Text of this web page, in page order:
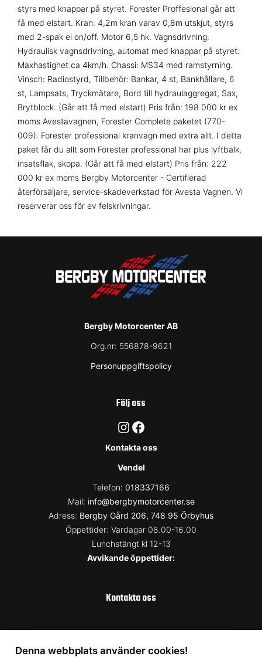
styrs med knappar på styret. Forester Proffesional går att
få med elstart. Kran: 4,2m kran varav 0,8m utskjut, styrs
med 2-spak el on/off. Motor 6,5 hk. Vagnsdrivning:
Hydraulisk vagnsdrivning, automat med knappar på styret.
Maxhastighet ca 4km/h. Chassi: MS34 med ramstyrning.
Vinsch: Radiostyrd, Tillbehör: Bankar, 4 st, Bankhållare, 6
st, Lampsats, Tryckmätare, Bord till hydraulaggregat, Sax,
Brytblock. (Går att få med elstart) Pris från: 198 000 kr ex
moms Avestavagnen, Forester Complete paketet (770-
009): Forester professional kranvagn med extra allt. I detta
paket får du allt som Forester professional har plus lyftbalk,
insatsflak, skopa. (Går att få med elstart) Pris från: 222
000 kr ex moms Bergby Motorcenter - Certifierad
återförsäljare, service-skadeverkstad för Avesta Vagnen. Vi
reserverar oss för ev felskrivningar.
Bergby Motorcenter AB
Org.nr: 556878-9621
Personuppgiftspolicy
Följ oss
Instagram
Facebook
Kontakta oss
Vendel
Telefon: 018337166
Mail: info@bergbymotorcenter.se
Adress: Bergby Gård 206, 748 95 Örbyhus
Öppettider: Vardagar 08.00-16.00
Lunchstängt kl 12-13
Avvikande öppettider:
Kontakta oss
Uppsala
Telefon:018337166
Denna webbplats använder cookies!